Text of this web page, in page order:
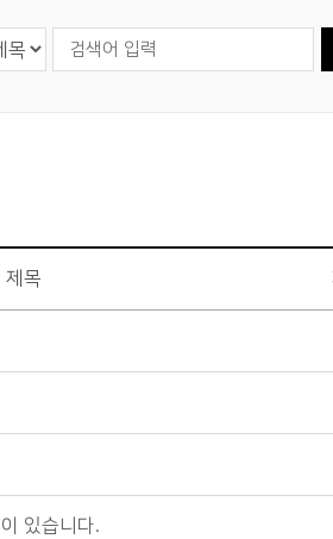
제목
있습니다.